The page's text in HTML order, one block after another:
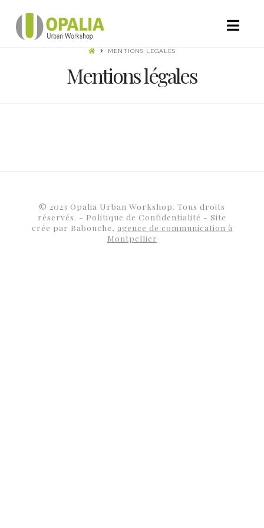
Mentions légales
MENTIONS LÉGALES
© 2023 Opalia Urban Workshop. Tous droits
réservés. - Politique de Confidentialité - Site
crée par Babouche, agence de communication à
Montpellier